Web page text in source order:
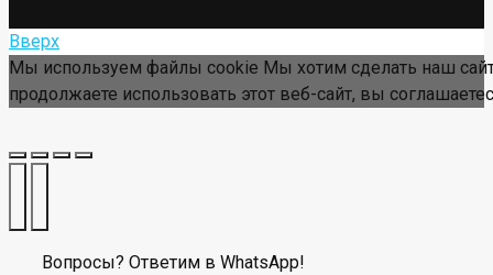
Вверх
Мы используем файлы cookie Мы хотим сделать наш
продолжаете использовать этот веб-сайт, вы
Вопросы? Ответим в WhatsApp!